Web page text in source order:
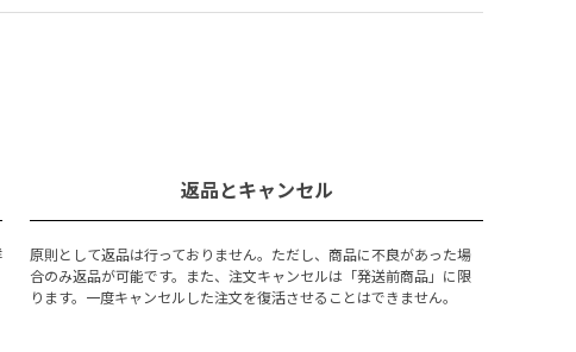
返品とキャンセル
原則として返品は行っておりません。ただし、商品に不良があった場
合のみ返品が可能です。また、注文キャンセルは「発送前商品」に限
ります。一度キャンセルした注文を復活させることはできません。